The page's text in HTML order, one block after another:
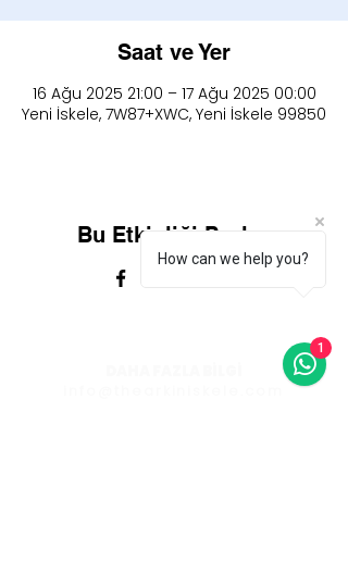
Saat ve Yer
16 Ağu 2025 21:00 – 17 Ağu 2025 00:00
Yeni İskele, 7W87+XWC, Yeni İskele 99850
Bu Etkinliği Paylaş
How can we help you?
1